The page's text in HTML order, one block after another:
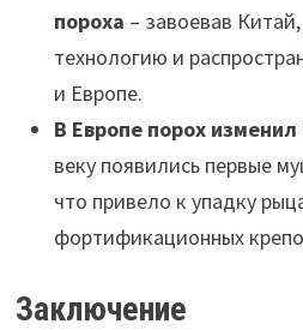
пороха – завоевав
технологию и
и Европе.
В Европе порох изменил
веку появились первые
что привело к упадку
фортификационных
Заключение